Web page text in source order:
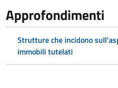
Approfondimenti
Strutture che incidono
immobili tutelati